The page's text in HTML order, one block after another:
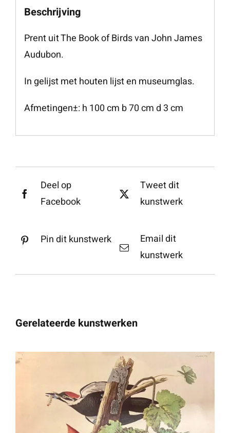
Beschrijving
Prent uit The Book of Birds van John James
Audubon.
In gelijst met houten lijst en museumglas.
Afmetingen±: h 100 cm b 70 cm d 3 cm
Deel op
Facebook
Tweet dit
kunstwerk
Pin dit kunstwerk
Email dit
kunstwerk
Gerelateerde kunstwerken